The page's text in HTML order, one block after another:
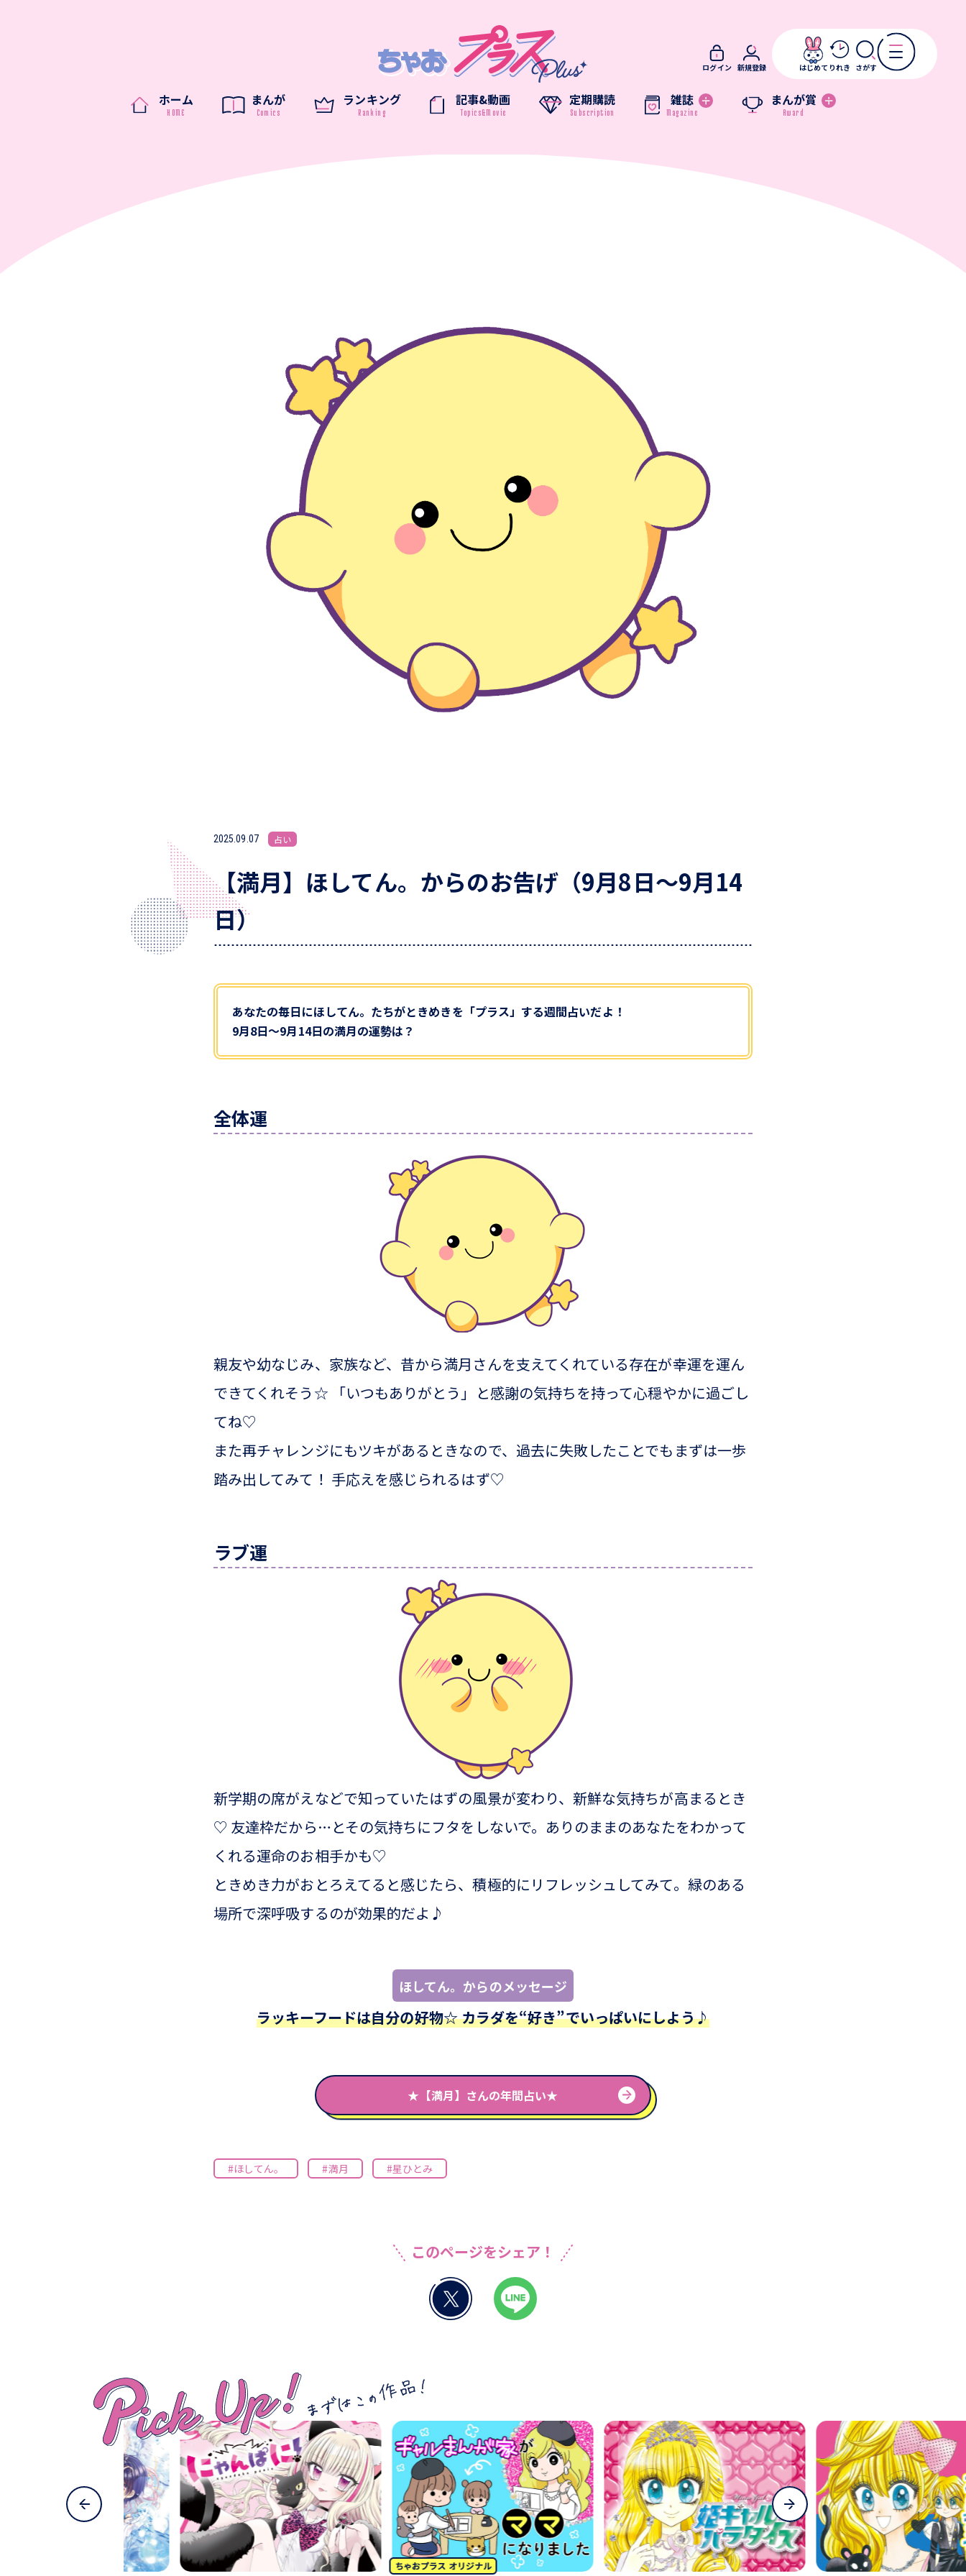
ホーム まんが ランキング 記事&動画 定期購読 雑誌 まんが賞
ログイン 新規登録 はじめて りれき さがす
2025.09.07 占い
【満月】ほしてん。からのお告げ（9月8日～9月14
日）
あなたの毎日にほしてん。たちがときめきを「プラス」する週間占いだよ！
9月8日～9月14日の満月の運勢は？
全体運
親友や幼なじみ、家族など、昔から満月さんを支えてくれている存在が幸運を運ん
できてくれそう☆ 「いつもありがとう」と感謝の気持ちを持って心穏やかに過ごし
てね♡
また再チャレンジにもツキがあるときなので、過去に失敗したことでもまずは一歩
踏み出してみて！ 手応えを感じられるはず♡
ラブ運
新学期の席がえなどで知っていたはずの風景が変わり、新鮮な気持ちが高まるとき
♡ 友達枠だから…とその気持ちにフタをしないで。ありのままのあなたをわかって
くれる運命のお相手かも♡
ときめき力がおとろえてると感じたら、積極的にリフレッシュしてみて。緑のある
場所で深呼吸するのが効果的だよ♪
ほしてん。からのメッセージ
ラッキーフードは自分の好物☆ カラダを“好き”でいっぱいにしよう♪
★【満月】さんの年間占い★
#ほしてん。 #満月 #星ひとみ
このページをシェア！